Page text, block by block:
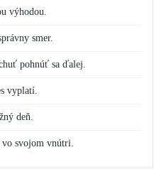
výhodou.
smer.
pohnúť sa ďalej.
vyplatí.
deň.
vo svojom vnútri.